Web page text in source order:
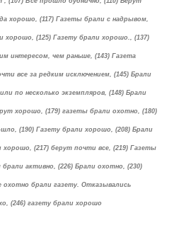
хорошо, (117) Газеты брали с надрывом,
хорошо, (125) Газету брали хорошо., (137)
интересом, чем раньше, (143) Газета
все за редким исключением, (145) Брали
по несколько экземпляров, (148) Брали
хорошо, (179) газеты брали охотно, (180)
(190) Газету брали хорошо, (208) Брали
хорошо, (217) берут почти все, (219) Газеты
активно, (226) Брали охотно, (230)
охотно брали газету. Отказывались
(246) газету брали хорошо